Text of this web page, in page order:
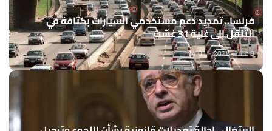
فرنسا.. تمديد دعم مستخدمي السيارات بكثافة في
التنقل إلى غاية 31 غشت
8 غشت 2026 - 14:01